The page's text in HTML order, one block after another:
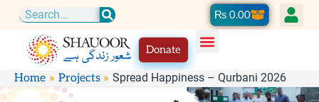
content
Search ₨0.00Cart
Donate
Home Projects Spread Happiness – Qurbani 2026